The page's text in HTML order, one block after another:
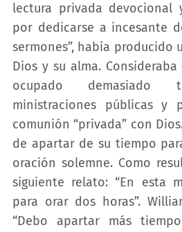
lectura privada devocional
por dedicarse a incesante
sermones”, había producido
Dios y su alma.
ocupado
ministraciones públicas
comunión “privada” con
de apartar de su tiempo
oración solemne. Como
siguiente relato: “En esta
para orar dos horas”.
“Debo apartar más